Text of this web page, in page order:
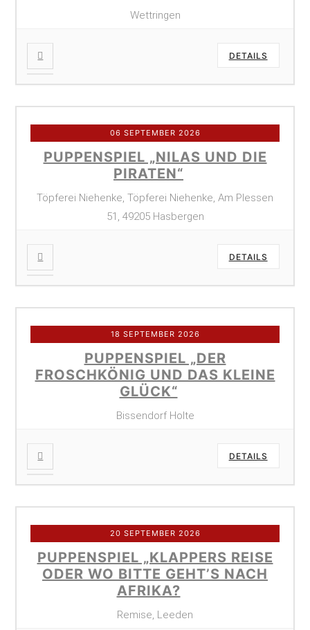
Wettringen
DETAILS
06 SEPTEMBER 2026
PUPPENSPIEL „NILAS UND DIE
PIRATEN“
Töpferei Niehenke, Töpferei Niehenke, Am Plessen
51, 49205 Hasbergen
DETAILS
18 SEPTEMBER 2026
PUPPENSPIEL „DER
FROSCHKÖNIG UND DAS KLEINE
GLÜCK“
Bissendorf Holte
DETAILS
20 SEPTEMBER 2026
PUPPENSPIEL „KLAPPERS REISE
ODER WO BITTE GEHT’S NACH
AFRIKA?
Remise, Leeden